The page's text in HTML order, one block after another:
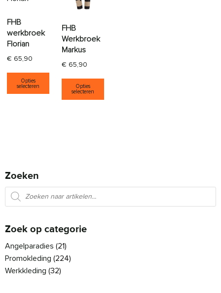
FHB
werkbroek
Florian
€ 65,90
Opties
selecteren
Dit product heeft meerdere variaties. Deze optie
FHB
Werkbroek
Markus
€ 65,90
Opties
selecteren
Dit product heeft meerdere
Zoeken
Producten zoeken
Zoek op categorie
Angelparadies (21)
Promokleding (224)
Werkkleding (32)